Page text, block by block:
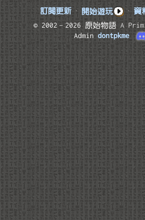
訂閱更新 · 開始遊玩 · 資
© 2002–2026 原始物語A
Admin dontpkme